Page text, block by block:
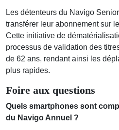
Les détenteurs du Navigo
transférer leur abonnement sur
Cette initiative de
processus de validation des
de 62 ans, rendant ainsi les
plus rapides.
Foire aux questions
Quels smartphones sont
du Navigo Annuel ?